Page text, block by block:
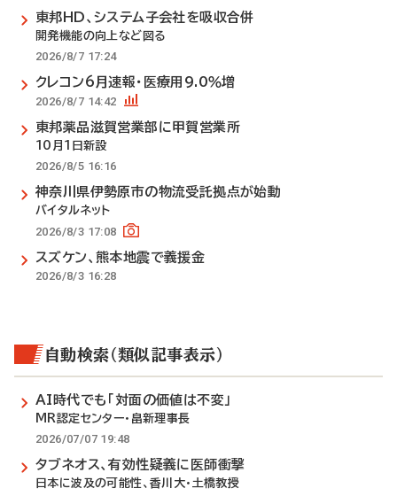
東邦HD、システム子会社を吸収合併
開発機能の向上など図る
2026/8/7 17:24
クレコン6月速報・医療用9.0％増
2026/8/7 14:42
東邦薬品滋賀営業部に甲賀営業所
10月1日新設
2026/8/5 16:16
神奈川県伊勢原市の物流受託拠点が始動
バイタルネット
2026/8/3 17:08
スズケン、熊本地震で義援金
2026/8/3 16:28
自動検索（類似記事表示）
AI時代でも「対面の価値は不変」
MR認定センター・畠新理事長
2026/07/07 19:48
タブネオス、有効性疑義に医師衝撃
日本に波及の可能性、香川大・土橋教授